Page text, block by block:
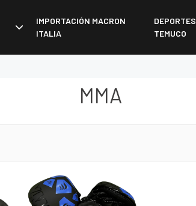
IMPORTACIÓN MACRON
ITALIA
DEPORTES
TEMUCO
MMA